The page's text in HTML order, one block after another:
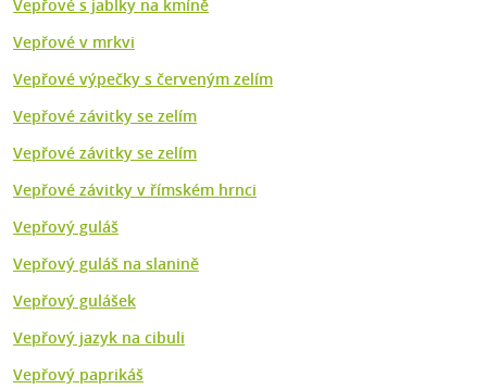
Vepřové s jablky na kmíně
Vepřové v mrkvi
Vepřové výpečky s červeným zelím
Vepřové závitky se zelím
Vepřové závitky se zelím
Vepřové závitky v římském hrnci
Vepřový guláš
Vepřový guláš na slanině
Vepřový gulášek
Vepřový jazyk na cibuli
Vepřový paprikáš